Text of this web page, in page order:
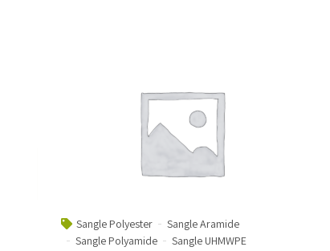
Sangle Polyester
Sangle Aramide
Sangle Polyamide
Sangle UHMWPE